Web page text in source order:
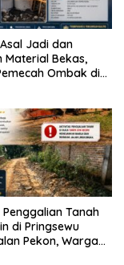
Jadi dan
Material Bekas,
Ombak di
Tanah
di Pringsewu
Pekon, Warga